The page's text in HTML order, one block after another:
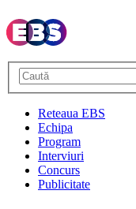
Reteaua EBS
Echipa
Program
Interviuri
Concurs
Publicitate